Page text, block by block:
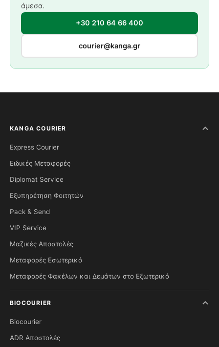
άμεσα.
+30 210 64 66 400
courier@kanga.gr
KANGA COURIER
Express Courier
Ειδικές Μεταφορές
Diplomat Service
Εξυπηρέτηση Φοιτητών
Pack & Send
VIP Service
Μαζικές Αποστολές
Μεταφορές Εσωτερικό
Μεταφορές Φακέλων και Δεμάτων στο Εξωτερικό
BIOCOURIER
Biocourier
ADR Αποστολές